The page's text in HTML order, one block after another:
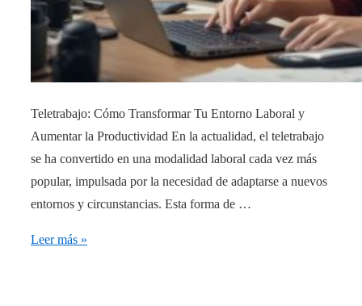
Teletrabajo: Cómo Transformar Tu Entorno Laboral y
Aumentar la Productividad En la actualidad, el teletrabajo
se ha convertido en una modalidad laboral cada vez más
popular, impulsada por la necesidad de adaptarse a nuevos
entornos y circunstancias. Esta forma de …
Teletrabajo:
Leer más »